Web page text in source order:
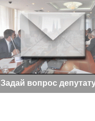
Задай вопрос